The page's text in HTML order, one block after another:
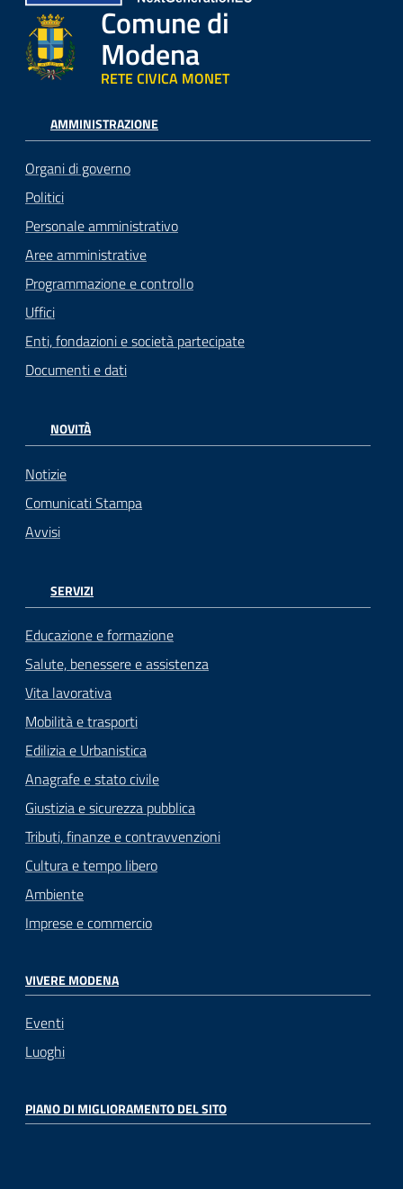
Comune di
Modena
RETE CIVICA MONET
AMMINISTRAZIONE
Organi di governo
Politici
Personale amministrativo
Aree amministrative
Programmazione e controllo
Uffici
Enti, fondazioni e società partecipate
Documenti e dati
NOVITÀ
Notizie
Comunicati Stampa
Avvisi
SERVIZI
Educazione e formazione
Salute, benessere e assistenza
Vita lavorativa
Mobilità e trasporti
Edilizia e Urbanistica
Anagrafe e stato civile
Giustizia e sicurezza pubblica
Tributi, finanze e contravvenzioni
Cultura e tempo libero
Ambiente
Imprese e commercio
VIVERE MODENA
Eventi
Luoghi
PIANO DI MIGLIORAMENTO DEL SITO